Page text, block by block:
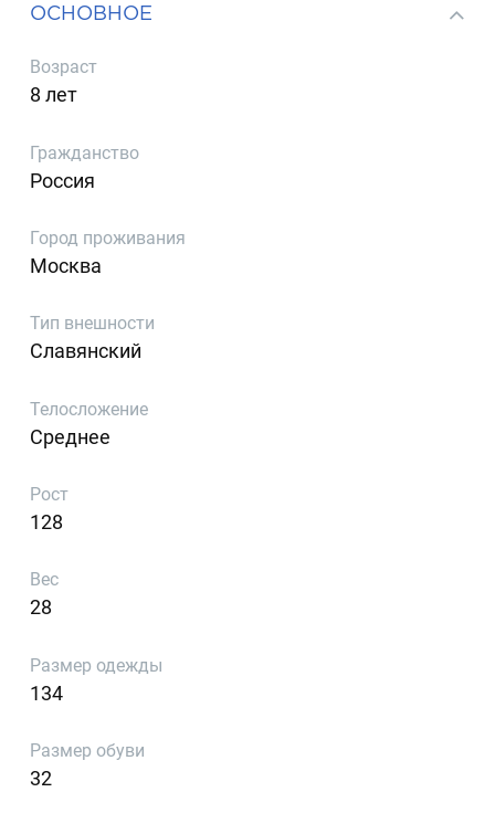
ОСНОВНОЕ
Возраст
8 лет
Гражданство
Россия
Город проживания
Москва
Тип внешности
Славянский
Телосложение
Среднее
Рост
128
Вес
28
Размер одежды
134
Размер обуви
32